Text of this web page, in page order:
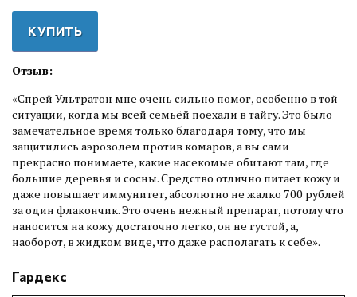
КУПИТЬ
Отзыв:
«Спрей Ультратон мне очень сильно помог, особенно в той
ситуации, когда мы всей семьёй поехали в тайгу. Это было
замечательное время только благодаря тому, что мы
защитились аэрозолем против комаров, а вы сами
прекрасно понимаете, какие насекомые обитают там, где
большие деревья и сосны. Средство отлично питает кожу и
даже повышает иммунитет, абсолютно не жалко 700 рублей
за один флакончик. Это очень нежный препарат, потому что
наносится на кожу достаточно легко, он не густой, а,
наоборот, в жидком виде, что даже располагать к себе».
Гардекс